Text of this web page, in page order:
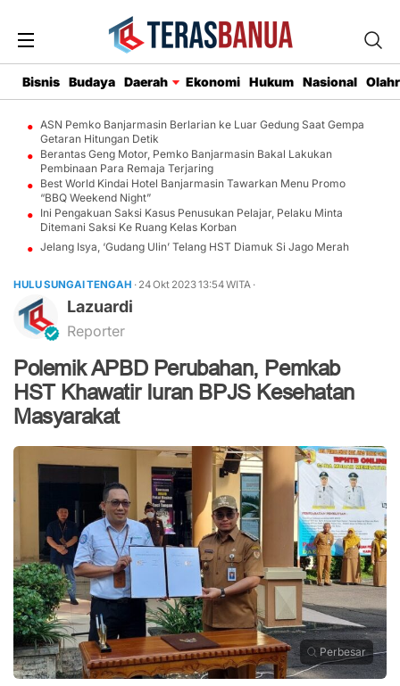
Bisnis Budaya Daerah Ekonomi Hukum Nasional
ASN Pemko Banjarmasin Berlarian ke Luar Gedung Saat Gempa
Getaran Hitungan Detik
Berantas Geng Motor, Pemko Banjarmasin Bakal Lakukan
Pembinaan Para Remaja Terjaring
Best World Kindai Hotel Banjarmasin Tawarkan Menu Promo
“BBQ Weekend Night”
Ini Pengakuan Saksi Kasus Penusukan Pelajar, Pelaku Minta
Ditemani Saksi Ke Ruang Kelas Korban
Jelang Isya, ‘Gudang Ulin’ Telang HST Diamuk Si Jago Merah
HULU SUNGAI TENGAH · 24 Okt 202313:54WITA ·
Lazuardi
Reporter
Polemik APBD Perubahan, Pemkab
HST Khawatir Iuran BPJS Kesehatan
Masyarakat
Perbesar